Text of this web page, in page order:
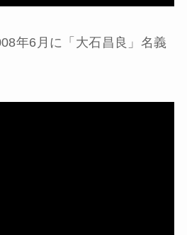
年6月に「大石昌良」名義